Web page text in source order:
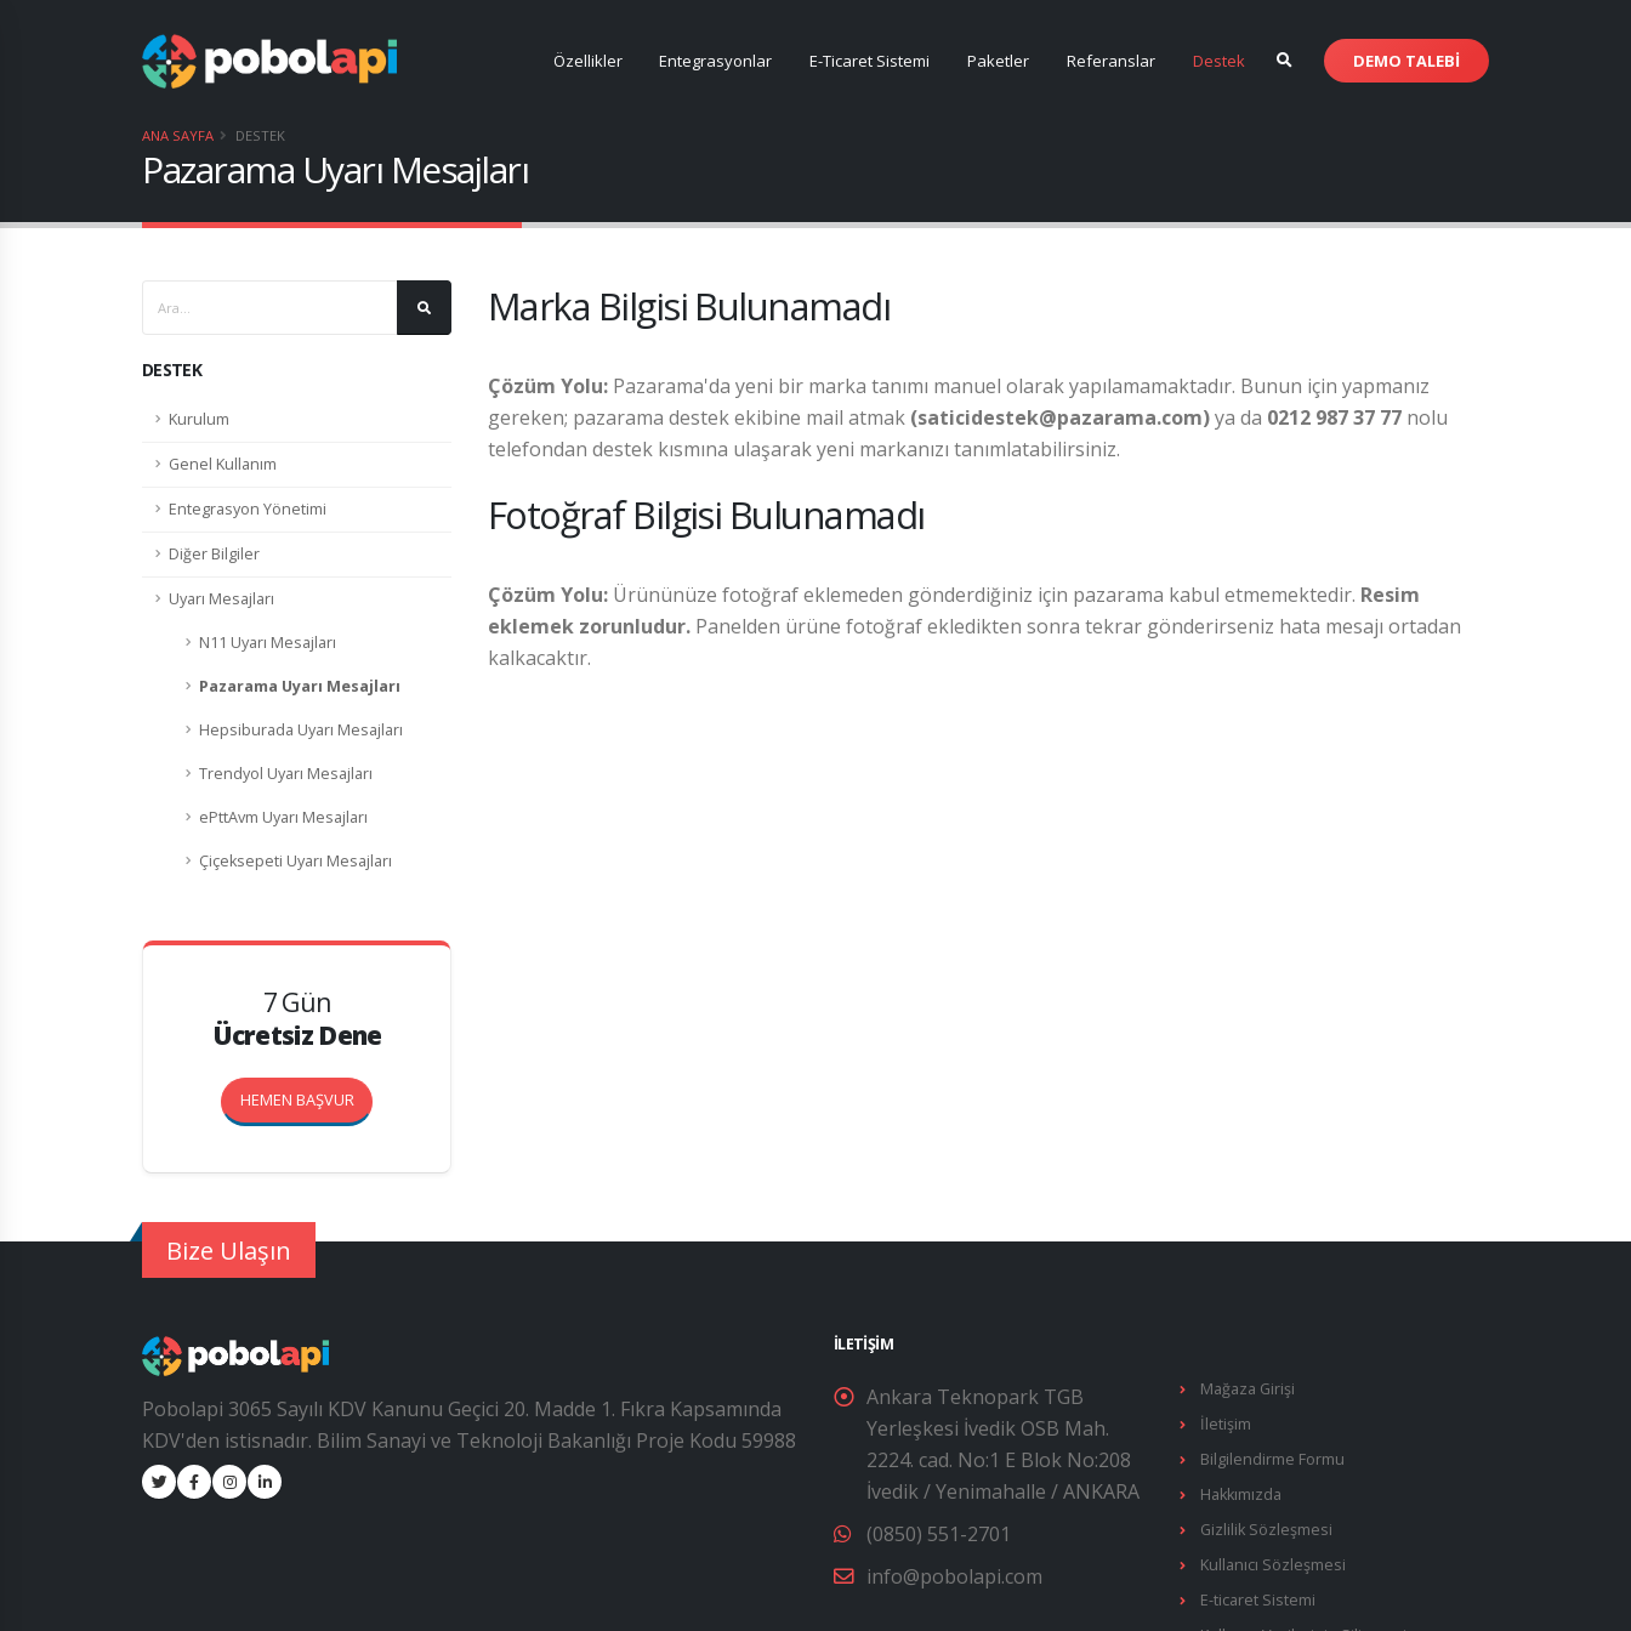
Özellikler Entegrasyonlar E-Ticaret Sistemi Paketler Referanslar Destek DEMO TALEBİ
ANA SAYFA DESTEK
Pazarama Uyarı Mesajları
DESTEK
Kurulum
Genel Kullanım
Entegrasyon Yönetimi
Diğer Bilgiler
Uyarı Mesajları
N11 Uyarı Mesajları
Pazarama Uyarı Mesajları
Hepsiburada Uyarı Mesajları
Trendyol Uyarı Mesajları
ePttAvm Uyarı Mesajları
Çiçeksepeti Uyarı Mesajları
7 Gün
Ücretsiz Dene
HEMEN BAŞVUR
Marka Bilgisi Bulunamadı
Çözüm Yolu: Pazarama'da yeni bir marka tanımı manuel olarak yapılamamaktadır. Bunun için yapmanız
gereken; pazarama destek ekibine mail atmak (saticidestek@pazarama.com)ya da 0212 987 37 77 nolu
telefondan destek kısmına ulaşarak yeni markanızı tanımlatabilirsiniz.
Fotoğraf Bilgisi Bulunamadı
Çözüm Yolu: Ürününüze fotoğraf eklemeden gönderdiğiniz için pazarama kabul etmemektedir. Resim
eklemek zorunludur. Panelden ürüne fotoğraf ekledikten sonra tekrar gönderirseniz hata mesajı ortadan
kalkacaktır.
Bize Ulaşın
Pobolapi 3065 Sayılı KDV Kanunu Geçici 20. Madde 1. Fıkra Kapsamında
KDV'den istisnadır. Bilim Sanayi ve Teknoloji Bakanlığı Proje Kodu 59988
İLETIŞIM
Ankara Teknopark TGB
Yerleşkesi İvedik OSB Mah.
2224. cad. No:1 E Blok No:208
İvedik / Yenimahalle / ANKARA
(0850) 551-2701
info@pobolapi.com
Mağaza Girişi
İletişim
Bilgilendirme Formu
Hakkımızda
Gizlilik Sözleşmesi
Kullanıcı Sözleşmesi
E-ticaret Sistemi